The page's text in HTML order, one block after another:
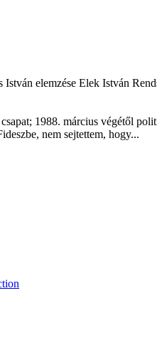
elemzése Elek István
1988. március végétől
nem sejtettem, hogy...